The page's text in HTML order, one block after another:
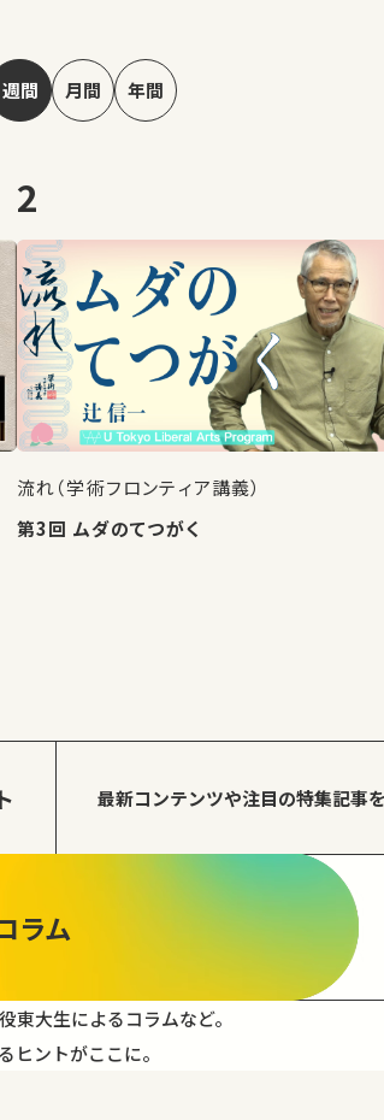
週間 月間 年間
2
流れ（学術フロンティア講義）
第3回 ムダのてつがく
最新コンテンツや注目の特集記事
ラム
東大生によるコラムなど。
ヒントがここに。